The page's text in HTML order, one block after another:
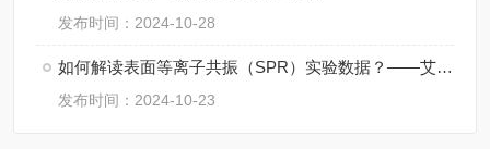
发布时间：2024-10-28
如何解读表面等离子共振（SPR）实验数据？——艾柏森生物
发布时间：2024-10-23